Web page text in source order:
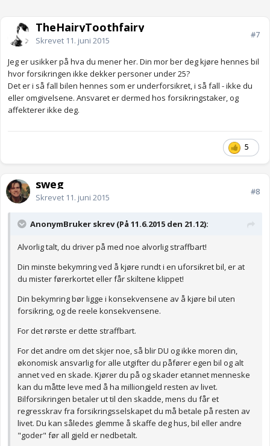
TheHairyToothfairy
Skrevet 11. juni 2015
#7
Jeg er usikker på hva du mener her. Din mor ber deg kjøre hennes bil
hvor forsikringen ikke dekker personer under 25?
Det er i så fall bilen hennes som er underforsikret, i så fall - ikke du
eller omgivelsene. Ansvaret er dermed hos forsikringstaker, og
affekterer ikke deg.
5
sweg
Skrevet 11. juni 2015
#8
AnonymBruker skrev (På 11.6.2015 den 21.12):
Alvorlig talt, du driver på med noe alvorlig straffbart!
Din minste bekymring ved å kjøre rundt i en uforsikret bil, er at
du mister førerkortet eller får skiltene klippet!
Din bekymring bør ligge i konsekvensene av å kjøre bil uten
forsikring, og de reele konsekvensene.
For det rørste er dette straffbart.
For det andre om det skjer noe, så blir DU og ikke moren din,
økonomisk ansvarlig for alle utgifter du påfører egen bil og alt
annet ved en skade. Kjører du på og skader etannet menneske
kan du måtte leve med å ha milliongjeld resten av livet.
Bilforsikringen betaler ut til den skadde, mens du får et
regresskrav fra forsikringsselskapet du må betale på resten av
livet. Du kan således glemme å skaffe deg hus, bil eller andre
"goder" før all gjeld er nedbetalt.